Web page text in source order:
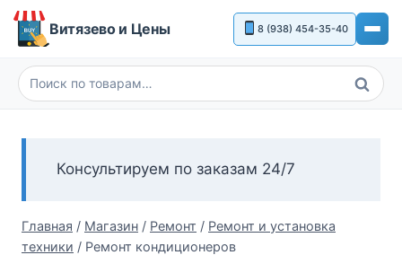
Перейти
Витязево и Цены 8 (938) 454-35-40
Искать:
Поиск
Консультируем по заказам 24/7
Главная / Магазин / Ремонт / Ремонт и установка
техники / Ремонт кондиционеров